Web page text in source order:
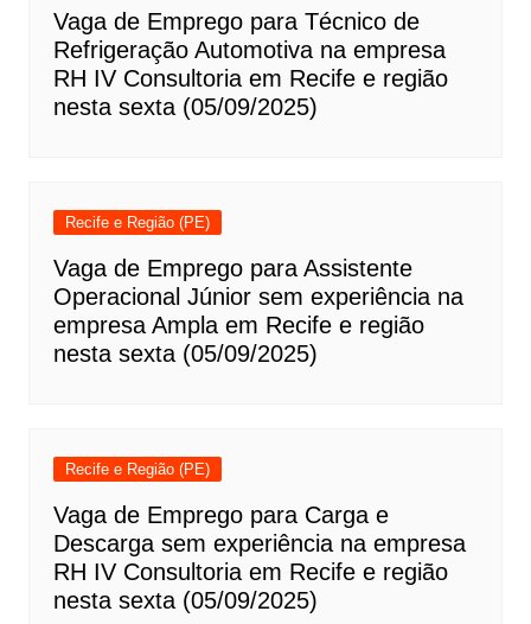
Vaga de Emprego para Técnico de
Refrigeração Automotiva na empresa
RH IV Consultoria em Recife e região
nesta sexta (05/09/2025)
Recife e Região (PE)
Vaga de Emprego para Assistente
Operacional Júnior sem experiência na
empresa Ampla em Recife e região
nesta sexta (05/09/2025)
Recife e Região (PE)
Vaga de Emprego para Carga e
Descarga sem experiência na empresa
RH IV Consultoria em Recife e região
nesta sexta (05/09/2025)